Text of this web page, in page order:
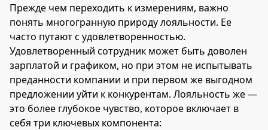
Прежде чем переходить к измерениям, важно
понять многогранную природу лояльности. Ее
часто путают с удовлетворенностью.
Удовлетворенный сотрудник может быть доволен
зарплатой и графиком, но при этом не испытывать
преданности компании и при первом же выгодном
предложении уйти к конкурентам. Лояльность же —
это более глубокое чувство, которое включает в
себя три ключевых компонента: